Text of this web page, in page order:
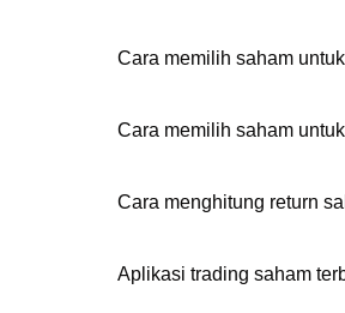
Cara memilih saham
Cara memilih saham
Cara menghitung return
Aplikasi trading saham